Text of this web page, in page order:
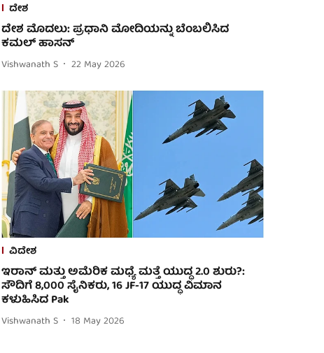
ದೇಶ
ದೇಶ ಮೊದಲು: ಪ್ರಧಾನಿ ಮೋದಿಯನ್ನು ಬೆಂಬಲಿಸಿದ
ಕಮಲ್ ಹಾಸನ್
Vishwanath S 22 May 2026
ವಿದೇಶ
ಇರಾನ್ ಮತ್ತು ಅಮೆರಿಕ ಮಧ್ಯೆ ಮತ್ತೆ ಯುದ್ಧ 2.0 ಶುರು?:
ಸೌದಿಗೆ 8,000 ಸೈನಿಕರು, 16 JF-17 ಯುದ್ಧ ವಿಮಾನ
ಕಳುಹಿಸಿದ Pak
Vishwanath S 18 May 2026